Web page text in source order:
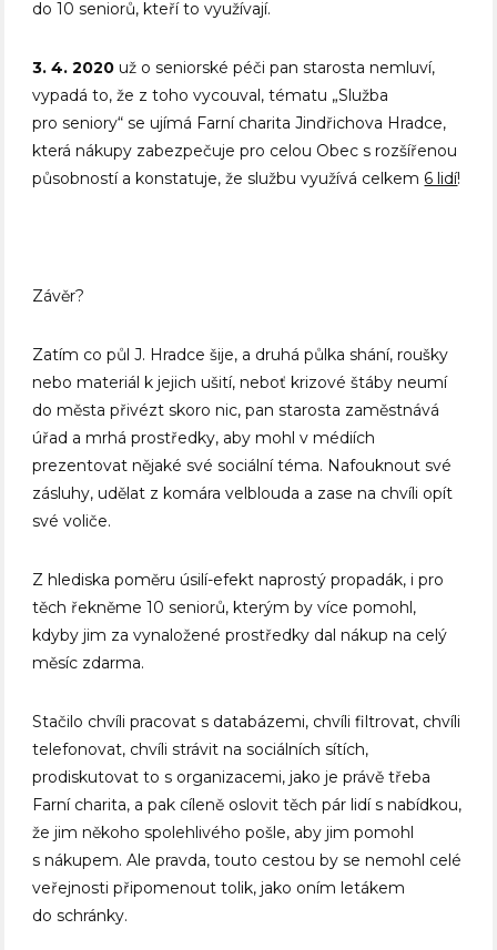
do 10 seniorů, kteří to využívají.
3. 4. 2020 už o seniorské péči pan starosta nemluví,
vypadá to, že z toho vycouval, tématu „Služba
pro seniory“ se ujímá Farní charita Jindřichova Hradce,
která nákupy zabezpečuje pro celou Obec s rozšířenou
působností a konstatuje, že službu využívá celkem 6 lidí!
Závěr?
Zatím co půl J. Hradce šije, a druhá půlka shání, roušky
nebo materiál k jejich ušití, neboť krizové štáby neumí
do města přivézt skoro nic, pan starosta zaměstnává
úřad a mrhá prostředky, aby mohl v médiích
prezentovat nějaké své sociální téma. Nafouknout své
zásluhy, udělat z komára velblouda a zase na chvíli opít
své voliče.
Z hlediska poměru úsilí-efekt naprostý propadák, i pro
těch řekněme 10 seniorů, kterým by více pomohl,
kdyby jim za vynaložené prostředky dal nákup na celý
měsíc zdarma.
Stačilo chvíli pracovat s databázemi, chvíli filtrovat, chvíli
telefonovat, chvíli strávit na sociálních sítích,
prodiskutovat to s organizacemi, jako je právě třeba
Farní charita, a pak cíleně oslovit těch pár lidí s nabídkou,
že jim někoho spolehlivého pošle, aby jim pomohl
s nákupem. Ale pravda, touto cestou by se nemohl celé
veřejnosti připomenout tolik, jako oním letákem
do schránky.